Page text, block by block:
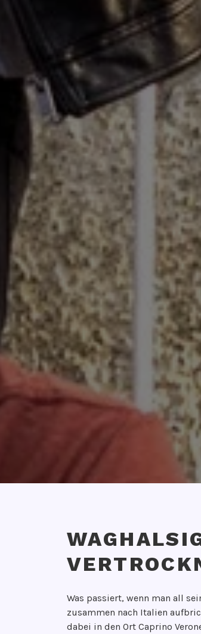
e
r
ö
O
N
G
Was passiert, wenn man all
zusammen nach Italien
dabei in den Ort Caprino